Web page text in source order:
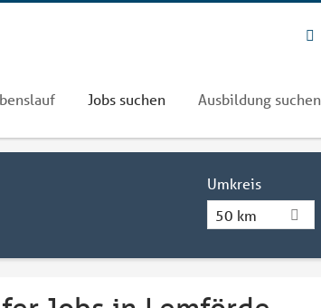
Jobs suchen Ausbildung suchen
Umkreis
50 km